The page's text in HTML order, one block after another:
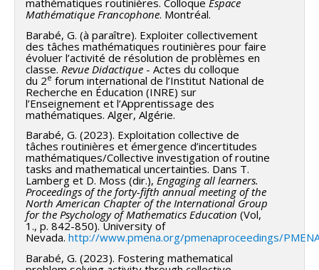
mathématiques routinières. Colloque Espace
Mathématique Francophone. Montréal.
Barabé, G. (à paraître). Exploiter collectivement
des tâches mathématiques routinières pour faire
évoluer l’activité de résolution de problèmes en
classe. Revue Didactique - Actes du colloque
du 2e forum international de l’Institut National de
Recherche en Éducation (INRE) sur
l’Enseignement et l’Apprentissage des
mathématiques. Alger, Algérie.
Barabé, G. (2023). Exploitation collective de
tâches routinières et émergence d’incertitudes
mathématiques/Collective investigation of routine
tasks and mathematical uncertainties. Dans T.
Lamberg et D. Moss (dir.), Engaging all learners.
Proceedings of the forty-fifth annual meeting of the
North American Chapter of the International Group
for the Psychology of Mathematics Education (Vol,
1., p. 842-850). University of
Nevada. http://www.pmena.org/pmenaproceedings/
Barabé, G. (2023). Fostering mathematical